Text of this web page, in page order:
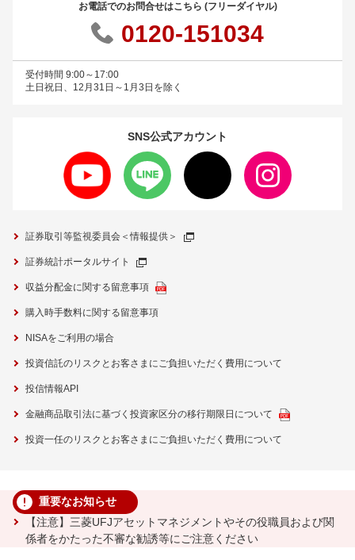
お電話でのお問合せはこちら (フリーダイヤル)
0120-151034
受付時間 9:00～17:00
土日祝日、12月31日～1月3日を除く
SNS公式アカウント
証券取引等監視委員会＜情報提供＞
証券統計ポータルサイト
収益分配金に関する留意事項
購入時手数料に関する留意事項
NISAをご利用の場合
投資信託のリスクとお客さまにご負担いただく費用について
投信情報API
金融商品取引法に基づく投資家区分の移行期限日について
投資一任のリスクとお客さまにご負担いただく費用について
重要なお知らせ
【注意】三菱UFJアセットマネジメントやその役職員および関
係者をかたった不審な勧誘等にご注意ください